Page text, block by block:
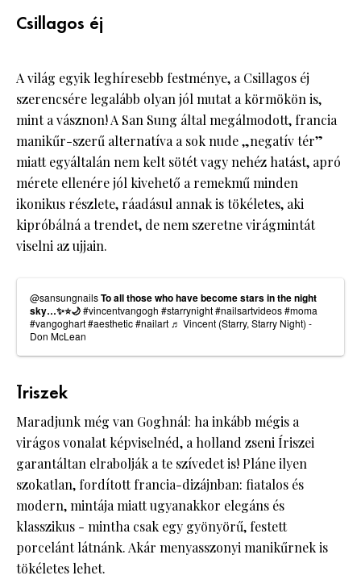
Csillagos éj
A világ egyik leghíresebb festménye, a Csillagos éj
szerencsére legalább olyan jól mutat a körmökön is,
mint a vásznon! A San Sung által megálmodott, francia
manikűr-szerű alternatíva a sok nude „negatív tér”
miatt egyáltalán nem kelt sötét vagy nehéz hatást, apró
mérete ellenére jól kivehető a remekmű minden
ikonikus részlete, ráadásul annak is tökéletes, aki
kipróbálná a trendet, de nem szeretne virágmintát
viselni az ujjain.
@sansungnailsTo all those who have become stars in the night
sky…✨⭐️🌙#vincentvangogh #starrynight#nailsartvideos#moma
#vangoghart#aesthetic#nailart ♬ Vincent (Starry, Starry Night) -
Don McLean
Íriszek
Maradjunk még van Goghnál: ha inkább mégis a
virágos vonalat képviselnéd, a holland zseni Íriszei
garantáltan elrabolják a te szívedet is! Pláne ilyen
szokatlan, fordított francia-dizájnban: fiatalos és
modern, mintája miatt ugyanakkor elegáns és
klasszikus - mintha csak egy gyönyörű, festett
porcelánt látnánk. Akár menyasszonyi manikűrnek is
tökéletes lehet.